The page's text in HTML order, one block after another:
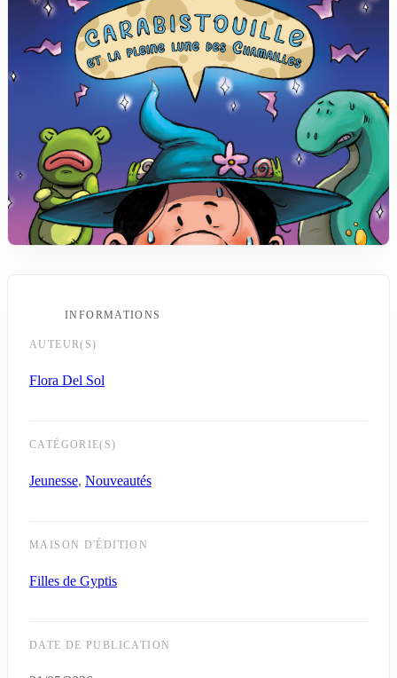
INFORMATIONS
AUTEUR(S)
Flora Del Sol
CATÉGORIE(S)
Jeunesse, Nouveautés
MAISON D'ÉDITION
Filles de Gyptis
DATE DE PUBLICATION